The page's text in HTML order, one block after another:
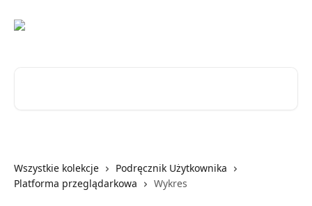
Wszystkie kolekcje
Podręcznik Użytkownika
Platforma przeglądarkowa
Wykres